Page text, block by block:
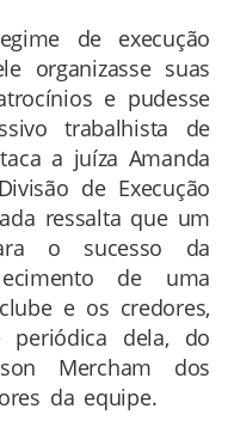
de execução
organizasse suas
e pudesse
trabalhista de
a juíza Amanda
de Execução
ressalta que um
o sucesso da
de uma
e os credores,
dela, do
Mercham dos
da equipe.